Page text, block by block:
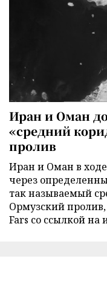
Иран и Оман
«средний
пролив
Иран и Оман в ходе
через
так называемый
Ормузский пролив,
Fars со ссылкой